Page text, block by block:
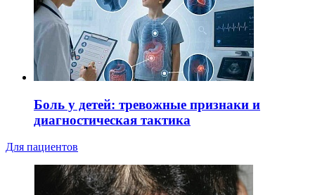
Боль у детей: тревожные признаки и
диагностическая тактика
Для пациентов